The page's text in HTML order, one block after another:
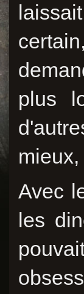
plus
Avec
les